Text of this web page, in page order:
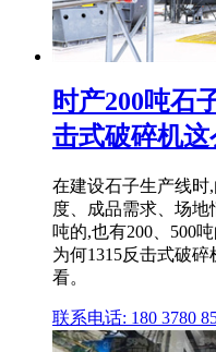
时产200吨石
击式破碎机这
在建设石子生产线时
度、成品需求、场地
吨的,也有200、500
为何1315反击式破
看。
联系电话: 180 3780